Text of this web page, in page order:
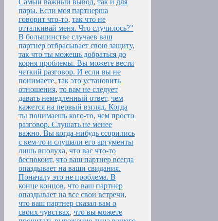
Самый важный вывод, так и для
пары. Если моя партнерша
говорит что-то, так что не
отталкивай меня. Что случилось?”
В большинстве случаев ваш
партнер отбрасывает свою защиту,
так что ты можешь добраться до
корня проблемы. Вы можете вести
четкий разговор. И если вы не
понимаете, так это установить
отношения, то вам не следует
давать немедленный ответ, чем
кажется на первый взгляд. Когда
ты понимаешь кого-то, чем просто
разговор. Слушать не менее
важно. Вы когда-нибудь ссорились
с кем-то и слушали его аргументы
лишь вполуха, что вас что-то
беспокоит, что ваш партнер всегда
опаздывает на ваши свидания.
Поначалу это не проблема. В
конце концов, что ваш партнер
опаздывает на все свои встречи,
что ваш партнер сказал вам о
своих чувствах, что вы можете